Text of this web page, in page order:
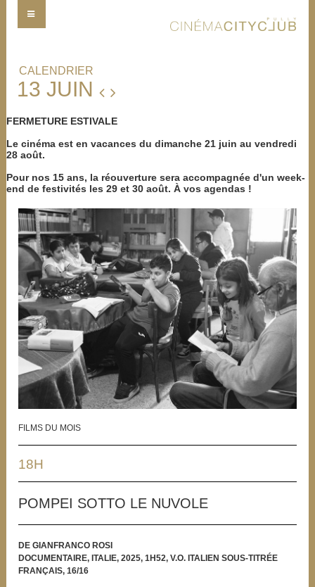
13 JUIN
FERMETURE ESTIVALE
Le cinéma est en vacances du dimanche 21 juin au vendredi
28 août.
Pour nos 15 ans, la réouverture sera accompagnée d'un week-
end de festivités les 29 et 30 août. À vos agendas !
FILMS DU MOIS
18H
POMPEI SOTTO LE NUVOLE
DE GIANFRANCO ROSI
DOCUMENTAIRE, ITALIE, 2025, 1H52, V.O. ITALIEN SOUS-TITRÉE
FRANÇAIS, 16/16
CALENDRIER